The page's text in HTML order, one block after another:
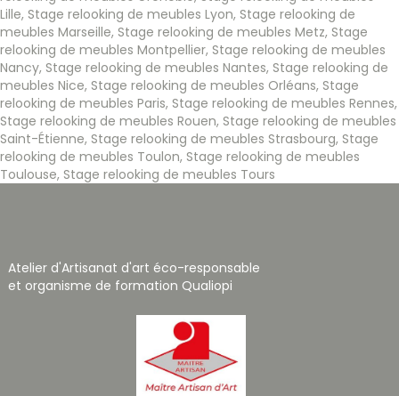
Lille, Stage relooking de meubles Lyon, Stage relooking de
meubles Marseille, Stage relooking de meubles Metz, Stage
relooking de meubles Montpellier, Stage relooking de meubles
Nancy, Stage relooking de meubles Nantes, Stage relooking de
meubles Nice, Stage relooking de meubles Orléans, Stage
relooking de meubles Paris, Stage relooking de meubles Rennes,
Stage relooking de meubles Rouen, Stage relooking de meubles
Saint-Étienne, Stage relooking de meubles Strasbourg, Stage
relooking de meubles Toulon, Stage relooking de meubles
Toulouse, Stage relooking de meubles Tours
Atelier d'Artisanat d'art éco-responsable
et organisme de formation Qualiopi